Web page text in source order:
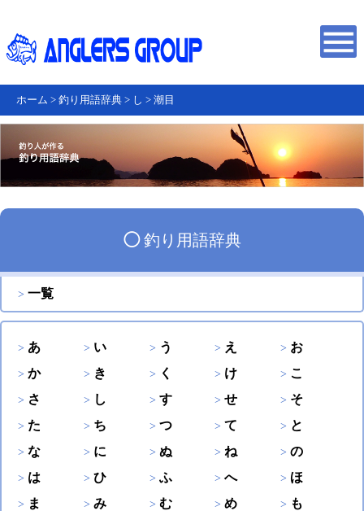
ホーム > 釣り用語辞典 > し > 潮目
◯釣り用語辞典
一覧
あ い う え
お
か
き く け
こ
さ
し す せ
そ
た
ち つ て
と
な
に ぬ ね
の
は
ひ ふ へ
ほ
ま
み む め
も